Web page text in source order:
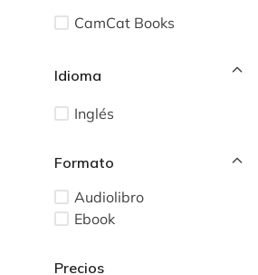
CamCat Books
Idioma
Inglés
Audiolibro
Ebook